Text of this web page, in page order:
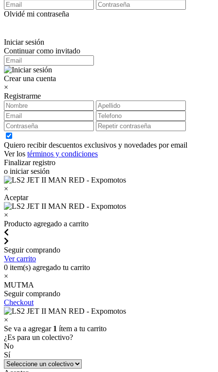
Olvidé mi contraseña
Iniciar sesión
Continuar como invitado
Crear una cuenta
×
Registrarme
Quiero recibir descuentos exclusivos y novedades por email
Ver los términos y condiciones
Finalizar registro
o iniciar sesión
×
Aceptar
×
Producto agregado a carrito
Seguir comprando
Ver carrito
0 item(s) agregado tu carrito
×
MUTMA
Seguir comprando
Checkout
×
Se va a agregar 1 ítem a tu carrito
¿Es para un colectivo?
No
Sí